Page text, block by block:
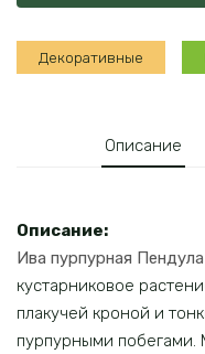
Пендула
Декоративные
Описание
Описание:
Ива пурпурная Пендула
кустарниковое
плакучей кроной и
пурпурными побегами.